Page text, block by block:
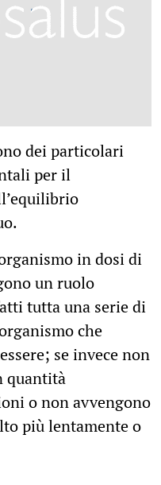
dei particolari
per il
in dosi di
un ruolo
tutta una serie di
che
se invece non
quantità
o non avvengono
più lentamente o